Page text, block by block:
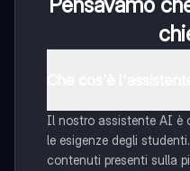
Pensavamo
Il nostro assistente AI è
le esigenze degli
contenuti presenti sulla